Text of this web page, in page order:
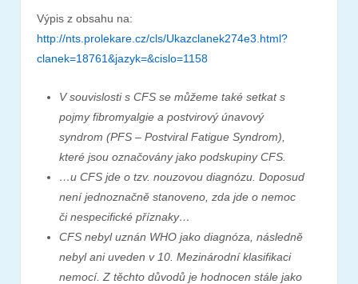
Výpis z obsahu na:
http://nts.prolekare.cz/cls/Ukazclanek274e3.html?
clanek=18761&jazyk=&cislo=1158
V souvislosti s CFS se můžeme také setkat s
pojmy fibromyalgie a postvirový únavový
syndrom (PFS – Postviral Fatigue Syndrom),
které jsou označovány jako podskupiny CFS.
…u CFS jde o tzv. nouzovou diagnózu. Doposud
není jednoznačně stanoveno, zda jde o nemoc
či nespecifické příznaky…
CFS nebyl uznán WHO jako diagnóza, následně
nebyl ani uveden v 10. Mezinárodní klasifikaci
nemocí. Z těchto důvodů je hodnocen stále jako